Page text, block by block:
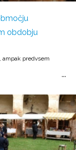
obdobju
ampak predvsem